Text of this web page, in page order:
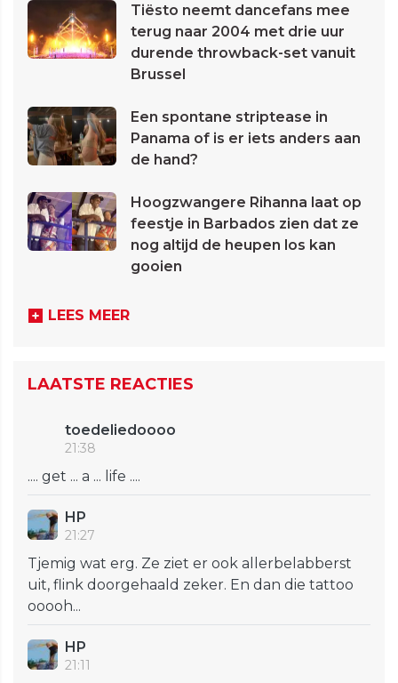
Tiësto neemt dancefans mee
terug naar 2004 met drie uur
durende throwback-set vanuit
Brussel
Een spontane striptease in
Panama of is er iets anders aan
de hand?
Hoogzwangere Rihanna laat op
feestje in Barbados zien dat ze
nog altijd de heupen los kan
gooien
LEES MEER
LAATSTE REACTIES
toedeliedoooo
21:38
.... get ... a ... life ....
HP
21:27
Tjemig wat erg. Ze ziet er ook allerbelabberst
uit, flink doorgehaald zeker. En dan die tattoo
ooooh...
HP
21:11